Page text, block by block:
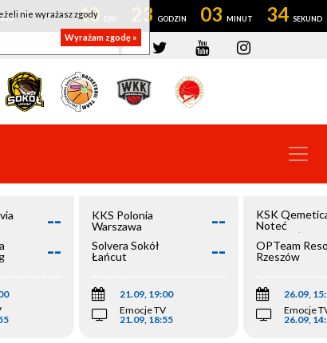
40 23 03 33
--
--
KKS Polonia
Warszawa
--
Solvera Sokół
Łańcut
--
21.09, 19:00
Emocje TV
21.09, 18:55
KSK
Noteć
Inowrocław
OPTeam
Rzeszów
26.09,
Emocje
26.09,
nie wyrażasz zgody
Wyrażam zgodę »